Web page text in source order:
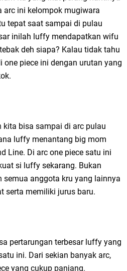
ini kelompok mugiwara
tepat saat sampai di pulau
inilah luffy mendapatkan wifu
deh siapa? Kalau tidak tahu
piece ini dengan urutan yang
kita bisa sampai di arc pulau
luffy menantang big mom
Line. Di arc one piece satu ini
si luffy sekarang. Bukan
anggota kru yang lainnya
serta memiliki jurus baru.
pertarungan terbesar luffy yang
ini. Dari sekian banyak arc,
yang cukup panjang.